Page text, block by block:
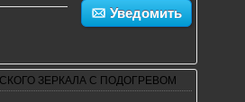
Уведомить
ЗЕРКАЛА С ПОДОГРЕВОМ